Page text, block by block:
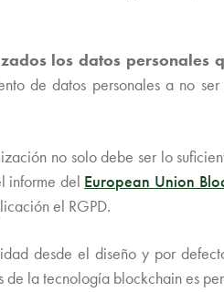
los datos personales
de datos personales a no
no solo debe ser lo
informe del European Union
el RGPD.
desde el diseño y por
de la tecnología blockchain es